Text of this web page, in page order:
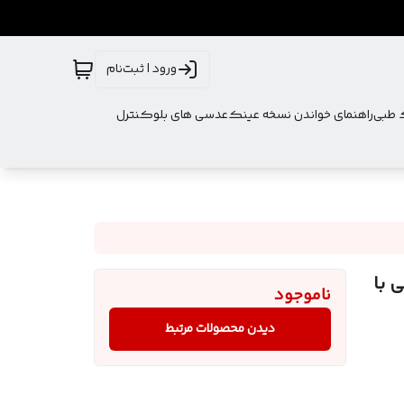
ورود | ثبت‌نام
طبیراهنمای خواندن نسخه عینکعدسی های بلوکنترل
با
ناموجود
دیدن محصولات مرتبط